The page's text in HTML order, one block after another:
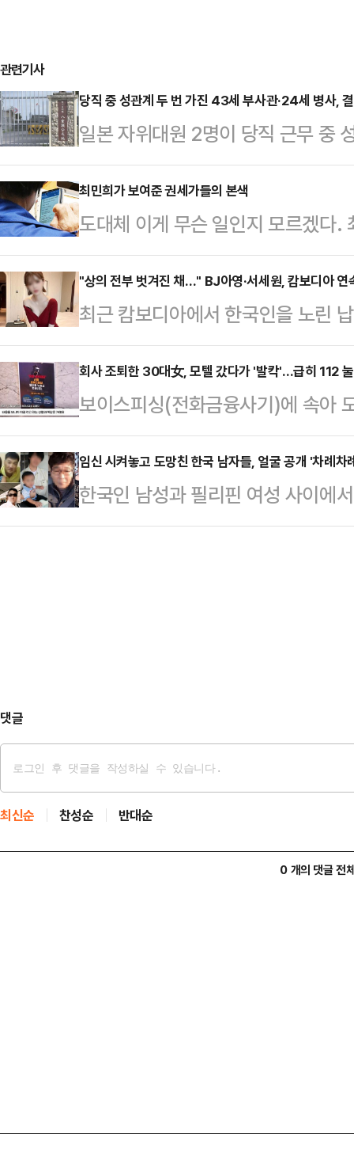
관련기사
당직 중 성관계 두 번 가진 43세 부사관·24세 병사,
일본 자위대원 2명이 당직 근무 중
받게 됐다.22일 오키나와타임즈
부사관 A(43·남)씨와 병사 B(24·
내렸다.제15고사특과연대 소속인
4일 당직 근무 중 부대에서 성관계
부대에 스스로 신고하면서 드러났
고 반성의 뜻을 나타내고 있다"고
최민희가 보여준 권세가들의 본색
도대체 이게 무슨 일인지 모르겠다.
회 위원장 얘기다. 국정감사 기간
때문에 열흘이 넘도록 사회적 논란
결혼했었다는 뉴스까지 나오고 있
입니까”라는 물음이 절로 나오게
뜬금없이 “노벨생리의학상과 노무
을 올렸다. 이에 앞서 지난 20일
에 대한 보…
"상의 전부 벗겨진 채…" BJ아영·서세원, 캄보디아 연
최근 캄보디아에서 한국인을 노린
년 전 고(故) BJ아영(본명 변아영)
변씨는 지난 2023년 6월2일 지인
도 프놈펜 인근 칸달주의 한 공사장
태로 발견됐다.캄보디아 현지 경찰
체포했다. 이들은 변씨가 자신들이
던 중 발작을 일으켜 사망했으며 이
지만 시신 발견 …
회사 조퇴한 30대女, 모텔 갔다가 '발칵'…급히 112
보이스피싱(전화금융사기)에 속아
직장인이 모텔에 붙은 경찰의 피싱
다.28일 경찰에 따르면 지난달 5일
무 중인 30대 여성 A씨는 자신을
터 "바로 확인해야 하는 등기가 왔
임신 시켜놓고 도망친 한국 남자들, 얼굴 공개 '차례차
한국인 남성과 필리핀 여성 사이에
(Kopino)'와 그들의 아버지로 지목
댓글
최신순 찬성순 반대순
0 개의 댓글 전